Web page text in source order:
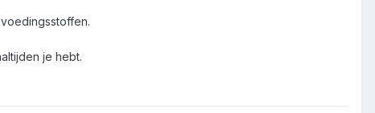
je hebt.